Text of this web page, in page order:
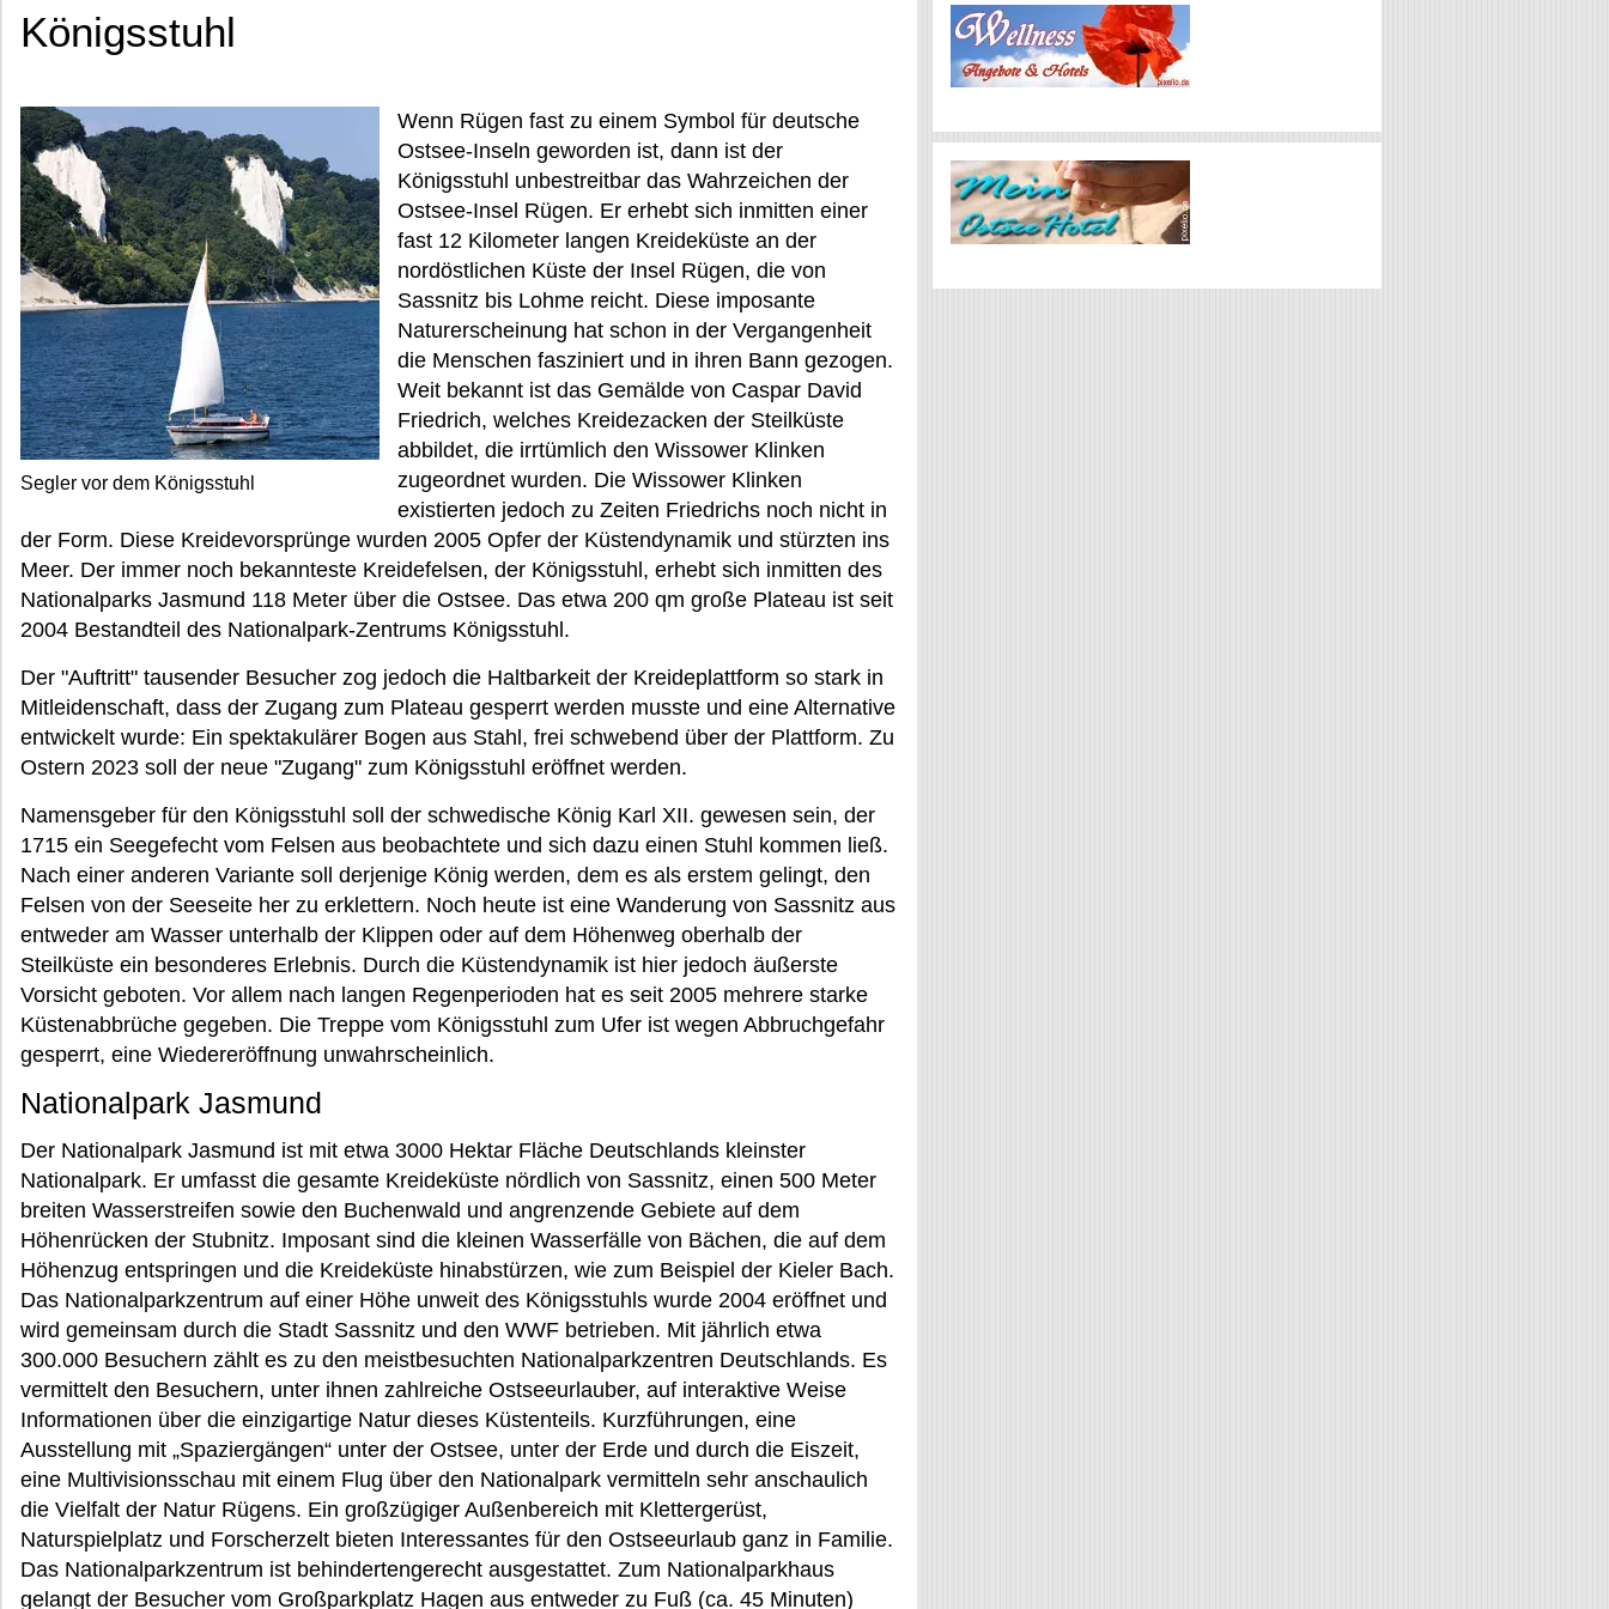
Königsstuhl
Segler vor dem Königsstuhl
Wenn Rügen fast zu einem Symbol für deutsche
Ostsee-Inseln geworden ist, dann ist der
Königsstuhl unbestreitbar das Wahrzeichen der
Ostsee-Insel Rügen. Er erhebt sich inmitten einer
fast 12 Kilometer langen Kreideküste an der
nordöstlichen Küste der Insel Rügen, die von
Sassnitz bis Lohme reicht. Diese imposante
Naturerscheinung hat schon in der Vergangenheit
die Menschen fasziniert und in ihren Bann gezogen.
Weit bekannt ist das Gemälde von Caspar David
Friedrich, welches Kreidezacken der Steilküste
abbildet, die irrtümlich den Wissower Klinken
zugeordnet wurden. Die Wissower Klinken
existierten jedoch zu Zeiten Friedrichs noch nicht in
der Form. Diese Kreidevorsprünge wurden 2005 Opfer der Küstendynamik und stürzten ins
Meer. Der immer noch bekannteste Kreidefelsen, der Königsstuhl, erhebt sich inmitten des
Nationalparks Jasmund 118 Meter über die Ostsee. Das etwa 200 qm große Plateau ist seit
2004 Bestandteil des Nationalpark-Zentrums Königsstuhl.
Der "Auftritt" tausender Besucher zog jedoch die Haltbarkeit der Kreideplattform so stark in
Mitleidenschaft, dass der Zugang zum Plateau gesperrt werden musste und eine Alternative
entwickelt wurde: Ein spektakulärer Bogen aus Stahl, frei schwebend über der Plattform. Zu
Ostern 2023 soll der neue "Zugang" zum Königsstuhl eröffnet werden.
Namensgeber für den Königsstuhl soll der schwedische König Karl XII. gewesen sein, der
1715 ein Seegefecht vom Felsen aus beobachtete und sich dazu einen Stuhl kommen ließ.
Nach einer anderen Variante soll derjenige König werden, dem es als erstem gelingt, den
Felsen von der Seeseite her zu erklettern. Noch heute ist eine Wanderung von Sassnitz aus
entweder am Wasser unterhalb der Klippen oder auf dem Höhenweg oberhalb der
Steilküste ein besonderes Erlebnis. Durch die Küstendynamik ist hier jedoch äußerste
Vorsicht geboten. Vor allem nach langen Regenperioden hat es seit 2005 mehrere starke
Küstenabbrüche gegeben. Die Treppe vom Königsstuhl zum Ufer ist wegen Abbruchgefahr
gesperrt, eine Wiedereröffnung unwahrscheinlich.
Nationalpark Jasmund
Der Nationalpark Jasmund ist mit etwa 3000 Hektar Fläche Deutschlands kleinster
Nationalpark. Er umfasst die gesamte Kreideküste nördlich von Sassnitz, einen 500 Meter
breiten Wasserstreifen sowie den Buchenwald und angrenzende Gebiete auf dem
Höhenrücken der Stubnitz. Imposant sind die kleinen Wasserfälle von Bächen, die auf dem
Höhenzug entspringen und die Kreideküste hinabstürzen, wie zum Beispiel der Kieler Bach.
Das Nationalparkzentrum auf einer Höhe unweit des Königsstuhls wurde 2004 eröffnet und
wird gemeinsam durch die Stadt Sassnitz und den WWF betrieben. Mit jährlich etwa
300.000 Besuchern zählt es zu den meistbesuchten Nationalparkzentren Deutschlands. Es
vermittelt den Besuchern, unter ihnen zahlreiche Ostseeurlauber, auf interaktive Weise
Informationen über die einzigartige Natur dieses Küstenteils. Kurzführungen, eine
Ausstellung mit „Spaziergängen“ unter der Ostsee, unter der Erde und durch die Eiszeit,
eine Multivisionsschau mit einem Flug über den Nationalpark vermitteln sehr anschaulich
die Vielfalt der Natur Rügens. Ein großzügiger Außenbereich mit Klettergerüst,
Naturspielplatz und Forscherzelt bieten Interessantes für den Ostseeurlaub ganz in Familie.
Das Nationalparkzentrum ist behindertengerecht ausgestattet. Zum Nationalparkhaus
gelangt der Besucher vom Großparkplatz Hagen aus entweder zu Fuß (ca. 45 Minuten)